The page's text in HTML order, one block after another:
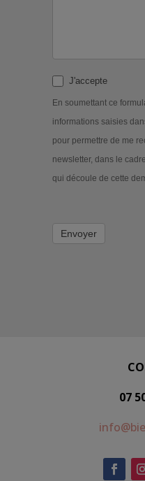
J'accepte
En soumettant ce
informations saisies
pour permettre de me
newsletter, dans le
qui découle de cette
Envoyer
07